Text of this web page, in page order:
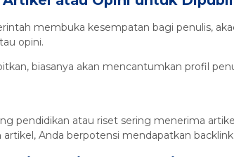
membuka kesempatan bagi penulis,
opini.
biasanya akan mencantumkan profil
pendidikan atau riset sering menerima
Anda berpotensi mendapatkan